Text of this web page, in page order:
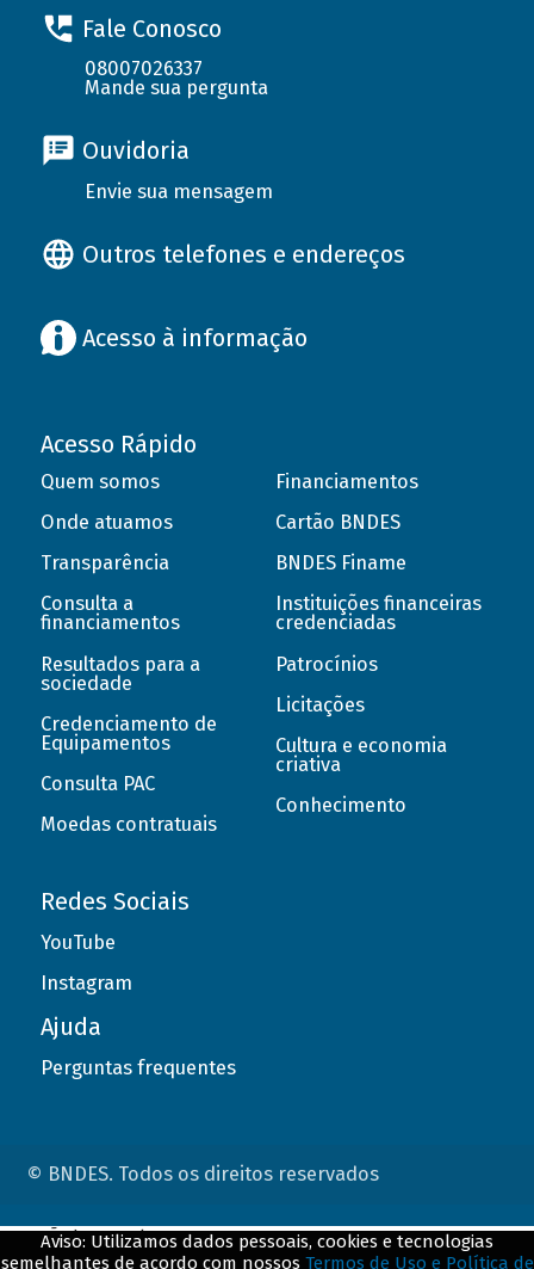
Fale Conosco
08007026337
Mande sua pergunta
Ouvidoria
Envie sua mensagem
Outros telefones e endereços
Acesso à informação
Acesso Rápido
Quem somos
Onde atuamos
Transparência
Consulta a
financiamentos
Resultados para a
sociedade
Credenciamento de
Equipamentos
Consulta PAC
Moedas contratuais
Financiamentos
Cartão BNDES
BNDES Finame
Instituições financeiras
credenciadas
Patrocínios
Licitações
Cultura e economia
criativa
Conhecimento
Redes Sociais
YouTube
Instagram
Ajuda
Perguntas frequentes
© BNDES. Todos os direitos reservados
Aviso: Utilizamos dados pessoais, cookies e tecnologias
semelhantes de acordo com nossos Termos de Uso e Política de
ConteÃºdo complementar